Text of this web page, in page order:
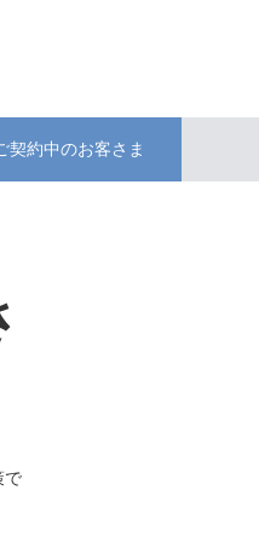
契約中のお客さま
で